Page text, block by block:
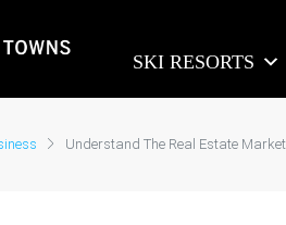
SKI RESORTS
Understand The Real Estate Market